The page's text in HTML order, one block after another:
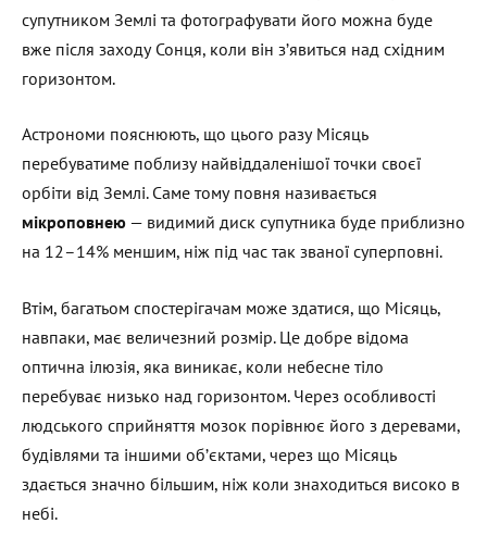
супутником Землі та фотографувати його можна буде
вже після заходу Сонця, коли він з’явиться над східним
горизонтом.
Астрономи пояснюють, що цього разу Місяць
перебуватиме поблизу найвіддаленішої точки своєї
орбіти від Землі. Саме тому повня називається
мікроповнею — видимий диск супутника буде приблизно
на 12–14% меншим, ніж під час так званої суперповні.
Втім, багатьом спостерігачам може здатися, що Місяць,
навпаки, має величезний розмір. Це добре відома
оптична ілюзія, яка виникає, коли небесне тіло
перебуває низько над горизонтом. Через особливості
людського сприйняття мозок порівнює його з деревами,
будівлями та іншими об’єктами, через що Місяць
здається значно більшим, ніж коли знаходиться високо в
небі.